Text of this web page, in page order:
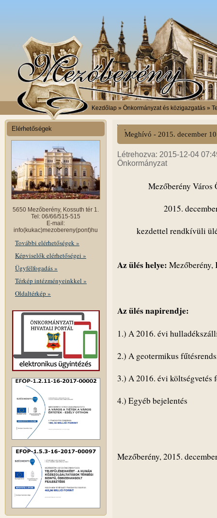
Kezdőlap » Önkormányzat és közigazgatás »
Elérhetőségek
5650 Mezőberény, Kossuth tér 1.
Tel: 06/66/515-515
E-mail:
info(kukac)mezobereny(pont)hu
További elérhetőségek »
Képviselők elérhetőségei »
Ügyfélfogadás »
Térkép intézményeinkkel »
Oldaltérkép »
Meghívó - 2015. december
Létrehozva: 2015-12-04
Önkormányzat
Mezőberény Város
2015.
kezdettel rendkívüli
Az ülés helye: Mezőberény,
Az ülés napirendje:
1.) A 2016. évi
2.) A geotermikus
3.) A 2016. évi költségvetés
4.) Egyéb bejelentés
Mezőberény, 2015.